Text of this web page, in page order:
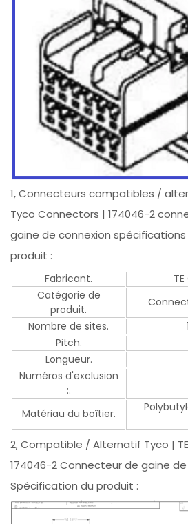
1, Connecteurs compatibles /
Tyco Connectors | 174046-2
gaine de connexion
produit :
Fabricant.
Catégorie de
produit.
Nombre de sites.
Pitch.
Longueur.
Numéros d'exclusion
:.
Matériau du boîtier.
2, Compatible / Alternatif Tyco |
174046-2 Connecteur de gaine
Spécification du produit :